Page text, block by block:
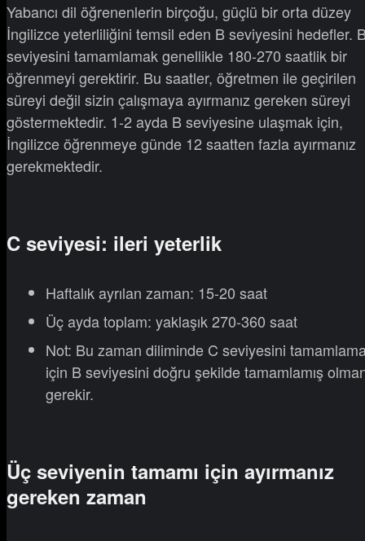
Yabancı dil öğrenenlerin birçoğu, güçlü bir orta düzey
İngilizce yeterliliğini temsil eden B seviyesini hedefler.
seviyesini tamamlamak genellikle 180-270 saatlik bir
öğrenmeyi gerektirir. Bu saatler, öğretmen ile geçirilen
süreyi değil sizin çalışmaya ayırmanız gereken süreyi
göstermektedir. 1-2 ayda B seviyesine ulaşmak için,
İngilizce öğrenmeye günde 12 saatten fazla ayırmanız
gerekmektedir.
C seviyesi: ileri yeterlik
Haftalık ayrılan zaman: 15-20 saat
Üç ayda toplam: yaklaşık 270-360 saat
Not: Bu zaman diliminde C seviyesini
için B seviyesini doğru şekilde tamamlamış
gerekir.
Üç seviyenin tamamı için ayırmanız
gereken zaman